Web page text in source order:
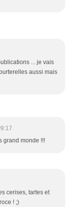
... je vais
aussi mais
grand monde !!!
cerises, tartes et
! ;)